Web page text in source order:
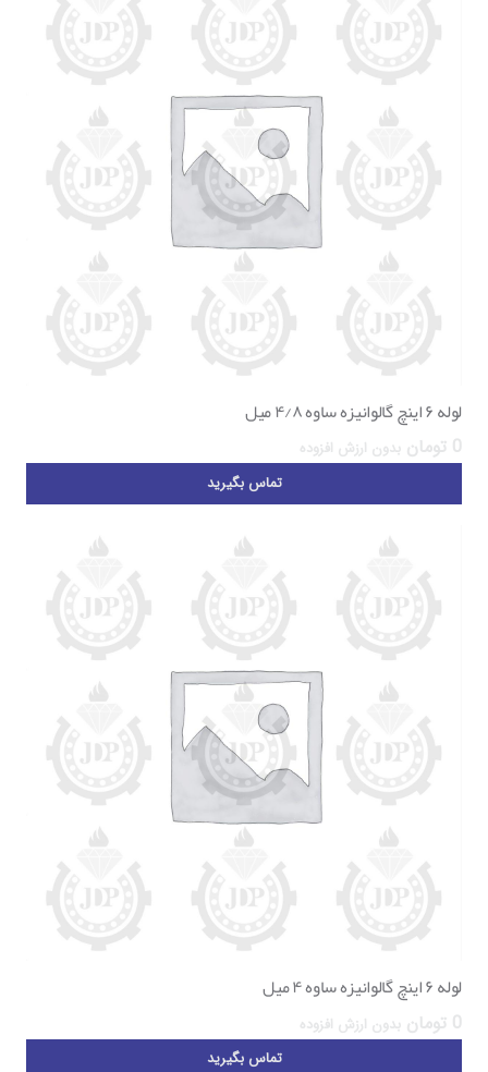
لوله ۶ اینچ گالوانیزه ساوه ۴/۸ میل
0 تومان بدون ارزش افزوده
تماس بگیرید
لوله ۶ اینچ گالوانیزه ساوه ۴ میل
0 تومان بدون ارزش افزوده
تماس بگیرید